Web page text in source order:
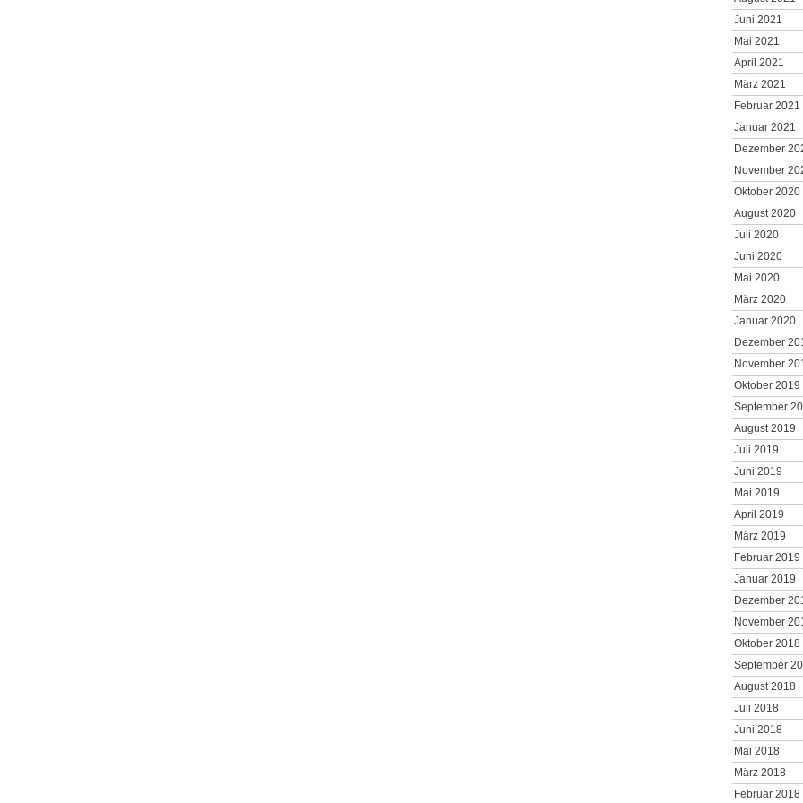
Juni 2021
Mai 2021
April 2021
März 2021
Februar 2021
Januar 2021
Dezember
November
Oktober 2020
August 2020
Juli 2020
Juni 2020
Mai 2020
März 2020
Januar 2020
Dezember
November
Oktober 2019
September
August 2019
Juli 2019
Juni 2019
Mai 2019
April 2019
März 2019
Februar 2019
Januar 2019
Dezember
November
Oktober 2018
September
August 2018
Juli 2018
Juni 2018
Mai 2018
März 2018
Februar 2018